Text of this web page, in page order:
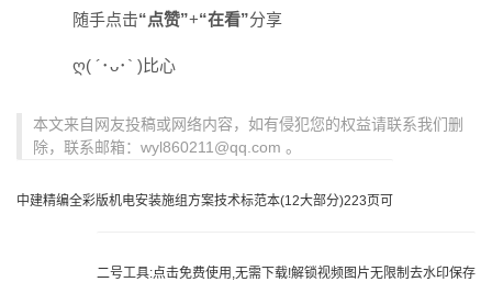
随手点击“点赞”+“在看”分享
ღ( ´･ᴗ･` )比心
本文来自网友投稿或网络内容，如有侵犯您的权益请联系我们删
除，联系邮箱：wyl860211@qq.com 。
中建精编全彩版机电安装施组方案技术标范本(12大部分)223页可
二号工具:点击免费使用,无需下载!解锁视频图片无限制去水印保存